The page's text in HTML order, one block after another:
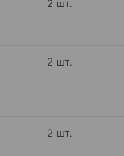
2 шт.
2 шт.
2 шт.